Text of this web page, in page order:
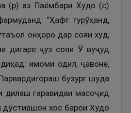
(р) аз Паёмбари Худо (с)
“Ҳафт гурӯҳанд,
онҳоро дар сояи худ,
дигаре ҷуз сояи Ӯ вуҷуд
имоми одил, ҷавоне,
бузург шуда
дилаш гаравидаи масоҷид
дӯстиашон хос барои Худо